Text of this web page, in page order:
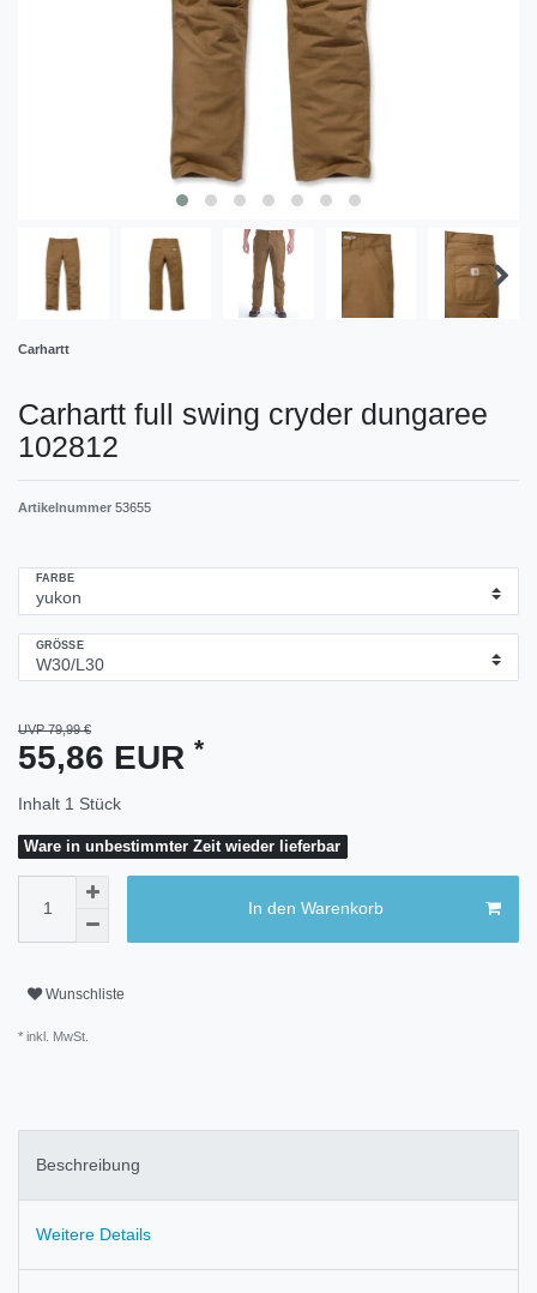
Carhartt
Carhartt full swing cryder dungaree
102812
Artikelnummer 53655
FARBE
GRÖSSE
UVP 79,99 €
55,86 EUR *
Inhalt 1 Stück
Ware in unbestimmter Zeit wieder lieferbar
In den Warenkorb
Wunschliste
* inkl. MwSt.
Beschreibung
Weitere Details